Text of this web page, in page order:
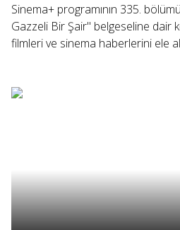
Sinema+ programının 335.
Gazzeli Bir Şair" belgeseline dair
filmleri ve sinema haberlerini ele